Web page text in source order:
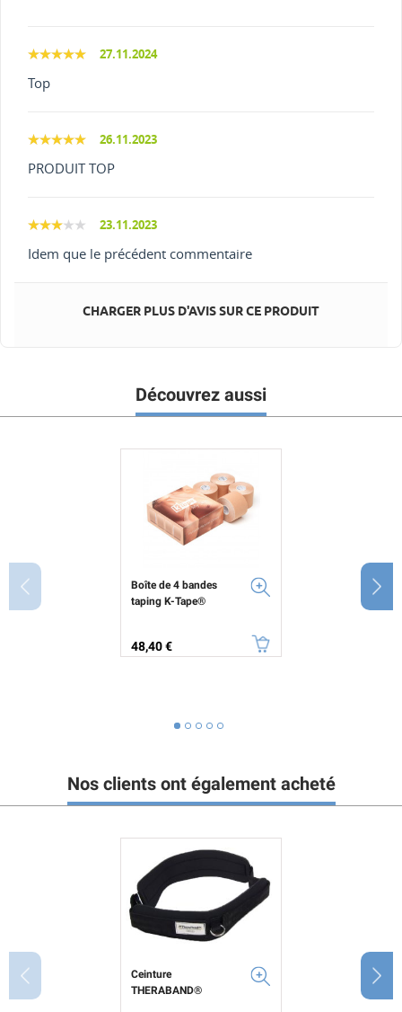
27.11.2024
Top
26.11.2023
PRODUIT TOP
23.11.2023
Idem que le précédent commentaire
CHARGER PLUS D'AVIS SUR CE PRODUIT
Découvrez aussi
Boîte de 4 bandes
taping K-Tape®
Prix
48,40 €
Nos clients ont également acheté
Ceinture
THERABAND®